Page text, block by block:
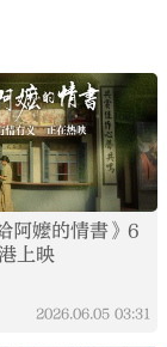
阿嬤的情書》6
上映
2026.06.05 03:31